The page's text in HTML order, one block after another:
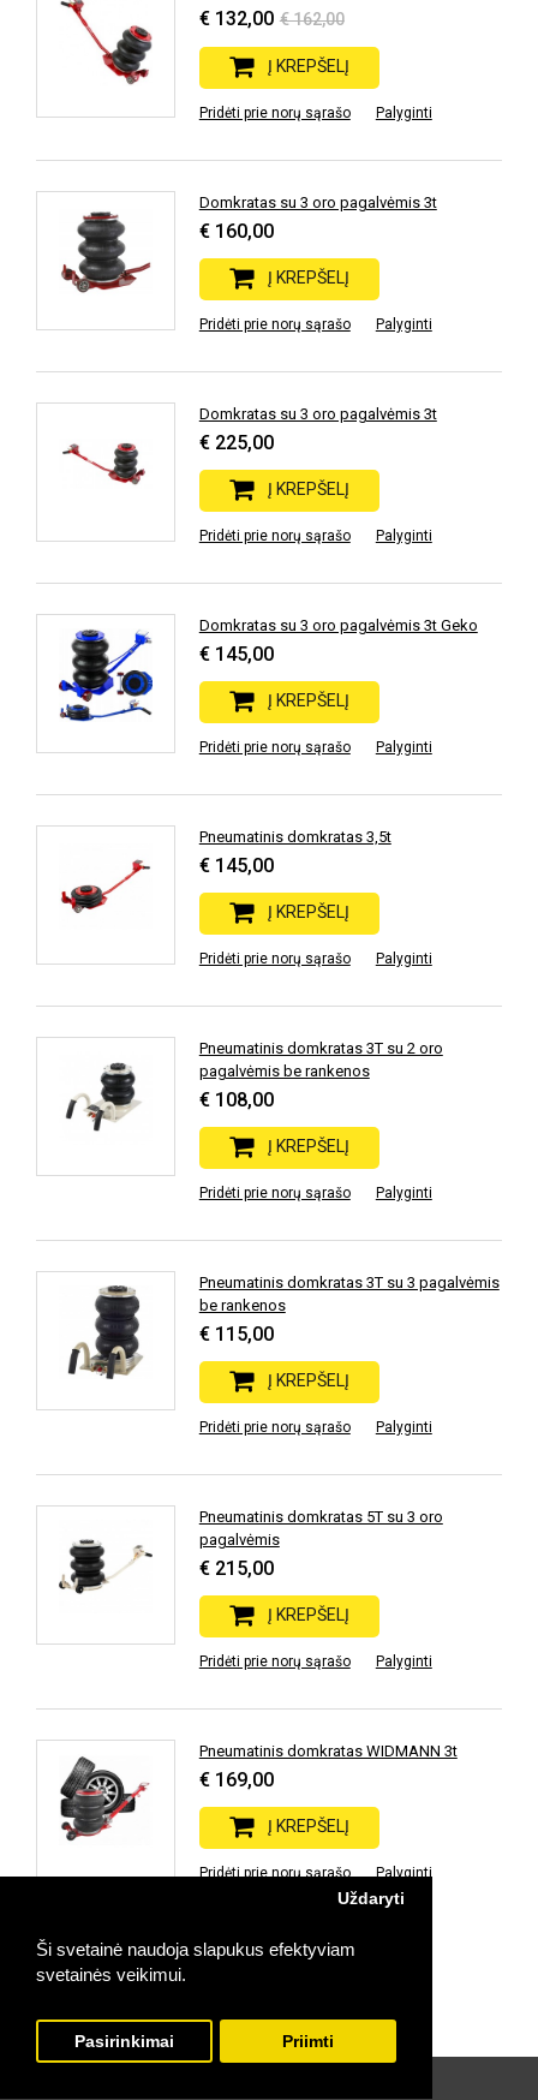
Ši svetainė naudoja slapukus efektyviam
svetainės veikimui.
Uždaryti
Pasirinkimai Priimti
€ 132,00 € 162,00
Į KREPŠELĮ
Pridėti prie norų sąrašo Palyginti
Domkratas su 3 oro pagalvėmis 3t
€ 160,00
Į KREPŠELĮ
Pridėti prie norų sąrašo Palyginti
Domkratas su 3 oro pagalvėmis 3t
€ 225,00
Į KREPŠELĮ
Pridėti prie norų sąrašo Palyginti
Domkratas su 3 oro pagalvėmis 3t Geko
€ 145,00
Į KREPŠELĮ
Pridėti prie norų sąrašo Palyginti
Pneumatinis domkratas 3,5t
€ 145,00
Į KREPŠELĮ
Pridėti prie norų sąrašo Palyginti
Pneumatinis domkratas 3T su 2 oro
pagalvėmis be rankenos
€ 108,00
Į KREPŠELĮ
Pridėti prie norų sąrašo Palyginti
Pneumatinis domkratas 3T su 3 pagalvėmis
be rankenos
€ 115,00
Į KREPŠELĮ
Pridėti prie norų sąrašo Palyginti
Pneumatinis domkratas 5T su 3 oro
pagalvėmis
€ 215,00
Į KREPŠELĮ
Pridėti prie norų sąrašo Palyginti
Pneumatinis domkratas WIDMANN 3t
€ 169,00
Į KREPŠELĮ
Pridėti prie norų sąrašo Palyginti
Prekių: 11 | Rodoma: 1-11 | Puslapių: 1